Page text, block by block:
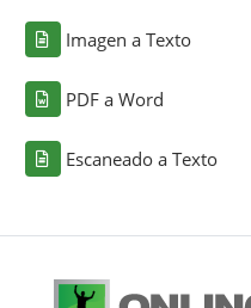
Imagen a Texto
PDF a Word
Escaneado a Texto